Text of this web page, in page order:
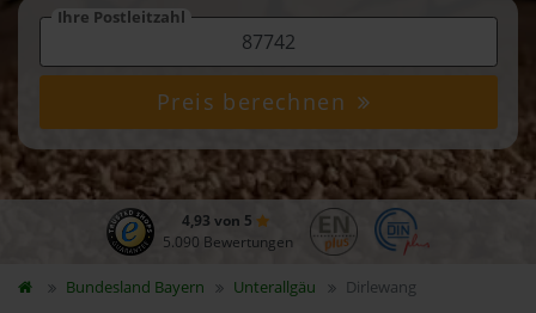
Ihre Postleitzahl
Preis berechnen
4,93 von 5
5.090 Bewertungen
Bundesland Bayern Unterallgäu Dirlewang